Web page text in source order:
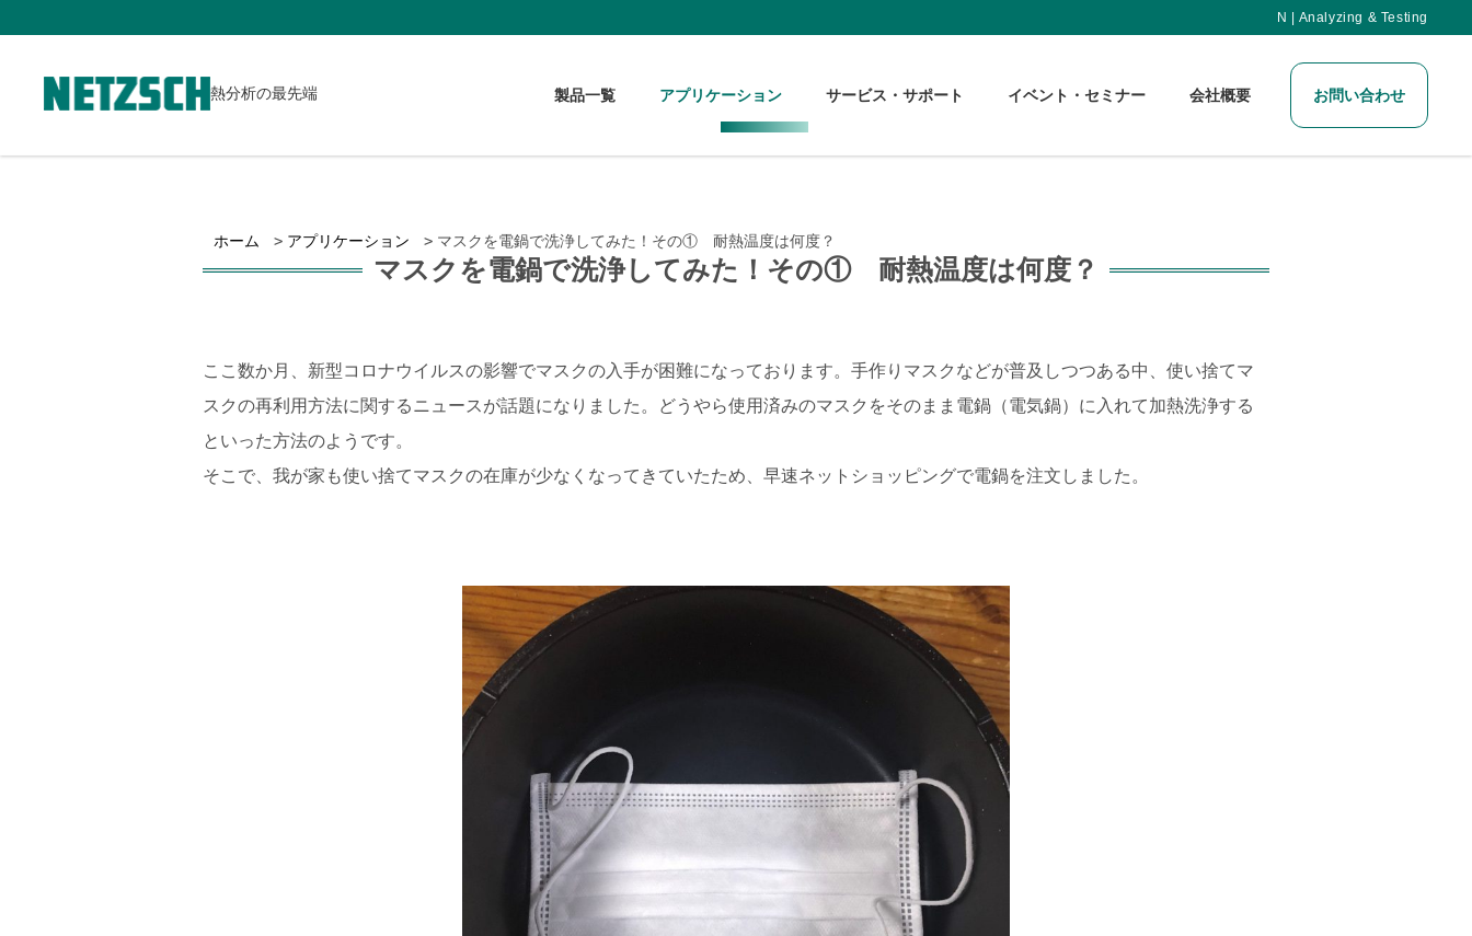
N | Analyzing & Testing
熱分析の最先端 製品一覧 アプリケーション サービス・サポート イベント・セミナー 会社概要 お問い合わせ
ホーム アプリケーション マスクを電鍋で洗浄してみた！その① 耐熱温度は何度？
マスクを電鍋で洗浄してみた！その① 耐熱温度は何度？
ここ数か月、新型コロナウイルスの影響でマスクの入手が困難になっております。手作りマスクなどが普及しつつある中、使い捨てマ
スクの再利用方法に関するニュースが話題になりました。どうやら使用済みのマスクをそのまま電鍋（電気鍋）に入れて加熱洗浄する
といった方法のようです。
そこで、我が家も使い捨てマスクの在庫が少なくなってきていたため、早速ネットショッピングで電鍋を注文しました。